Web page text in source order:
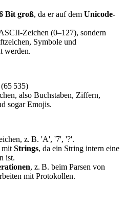
Bit groß, da er auf dem Unicode-
Zeichen (0–127), sondern
Symbole und
werden.
535)
also Buchstaben, Ziffern,
sogar Emojis.
z. B. 'A', '7', '?'.
mit Strings, da ein String intern eine
ist.
, z. B. beim Parsen von
mit Protokollen.